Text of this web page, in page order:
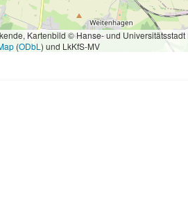
Kartenbild © Hanse- und Universitätsstadt
(ODbL ) und LkKfS-MV